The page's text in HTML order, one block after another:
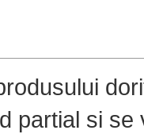
partial si